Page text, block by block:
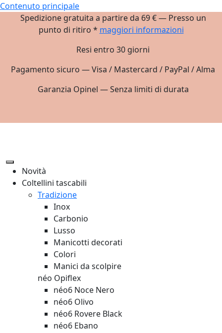
Contenuto principale
Spedizione gratuita a partire da 69 € — Presso un
punto di ritiro * maggiori informazioni
Resi entro 30 giorni
Pagamento sicuro — Visa / Mastercard / PayPal / Alma
Garanzia Opinel — Senza limiti di durata
Novità
Coltellini tascabili
Tradizione
Inox
Carbonio
Lusso
Manicotti decorati
Colori
Manici da scolpire
néo Opiflex
néo6 Noce Nero
néo6 Olivo
néo6 Rovere Black
néo6 Ebano